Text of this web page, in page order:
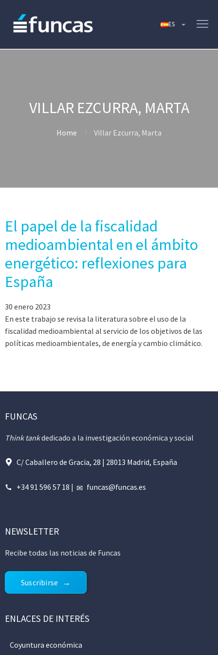
VILLAR EZCURRA, MARTA
Home Villar Ezcurra, Marta
El papel de la fiscalidad
medioambiental en el ámbito
energético: reflexiones para
España
30 enero 2023
En este trabajo se revisa la literatura sobre el uso de la
fiscalidad medioambiental al servicio de los objetivos de las
políticas medioambientales, de energía y cambio climático.
FUNCAS
Think tankdedicado a la investigación económica y social
C/ Caballero de Gracia, 28 | 28013 Madrid, España
+34 91 596 57 18 | funcas@funcas.es
NEWSLETTER
Recibe todas las noticias de Funcas
Suscribirse
ENLACES DE INTERÉS
Coyuntura económica